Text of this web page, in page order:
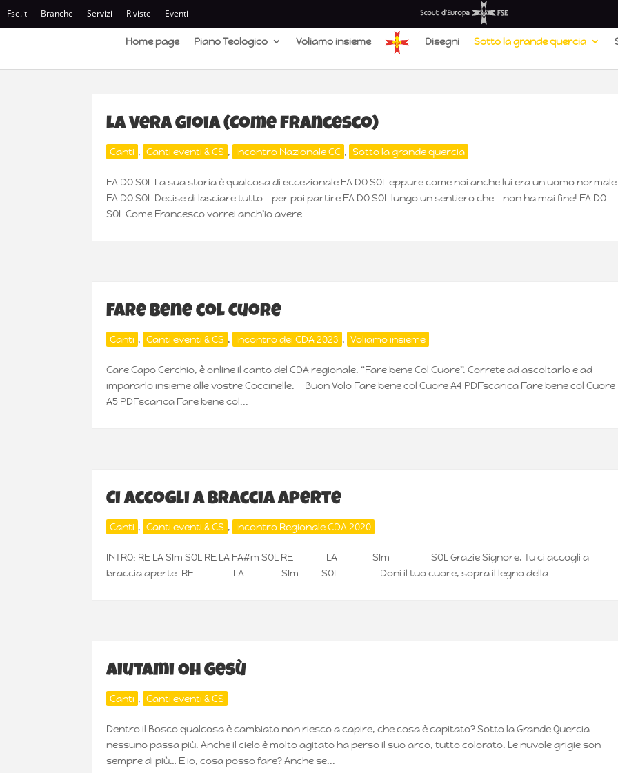
Fse.it Branche Servizi Riviste Eventi
Home page Piano Teologico Voliamo insieme Disegni Sotto la grande quercia
La Vera Gioia (Come Francesco)
Canti , Canti eventi & CS , Incontro Nazionale CC , Sotto la grande quercia
FA DO SOL La sua storia è qualcosa di eccezionale FA DO SOL eppure come noi anche lui era un uomo
FA DO SOL Decise di lasciare tutto – per poi partire FA DO SOL lungo un sentiero che… non ha mai fine! FA DO
SOL Come Francesco vorrei anch’io avere...
Fare bene col Cuore
Canti , Canti eventi & CS , Incontro dei CDA 2023 , Voliamo insieme
Care Capo Cerchio, è online il canto del CDA regionale: “Fare bene Col Cuore”. Correte ad ascoltarlo e ad
impararlo insieme alle vostre Coccinelle. Buon Volo Fare bene col Cuore A4 PDFscarica Fare bene col Cuore
A5 PDFscarica Fare bene col...
Ci accogli a braccia aperte
Canti , Canti eventi & CS , Incontro Regionale CDA 2020
INTRO: RE LA SIm SOL RE LA FA#m SOL RE LA SIm SOL Grazie Signore, Tu ci accogli a
braccia aperte. RE LA SIm SOL Doni il tuo cuore, sopra il legno della...
Aiutami Oh Gesù
Canti , Canti eventi & CS
Dentro il Bosco qualcosa è cambiato non riesco a capire, che cosa è capitato? Sotto la Grande Quercia
nessuno passa più. Anche il cielo è molto agitato ha perso il suo arco, tutto colorato. Le nuvole grigie son
sempre di più… E io, cosa posso fare? Anche se...